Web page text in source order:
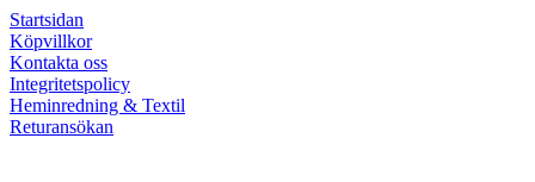
Startsidan
Köpvillkor
Kontakta oss
Integritetspolicy
Heminredning & Textil
Returansökan